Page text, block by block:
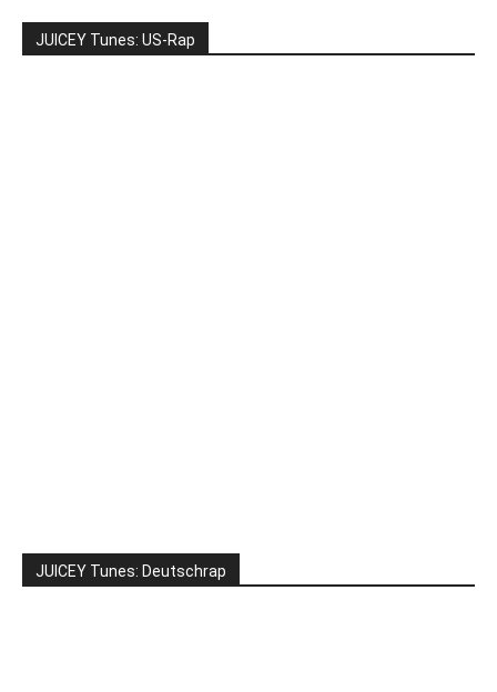
JUICEY Tunes: US-Rap
JUICEY Tunes: Deutschrap